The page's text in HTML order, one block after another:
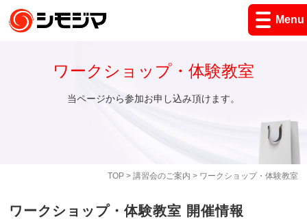
Menu
TOP> 講習会のご案内 > ワークショップ・体験教室
ワークショップ・体験教室
当ページから参加お申し込み頂けます。
ワークショップ・体験教室 開催情報